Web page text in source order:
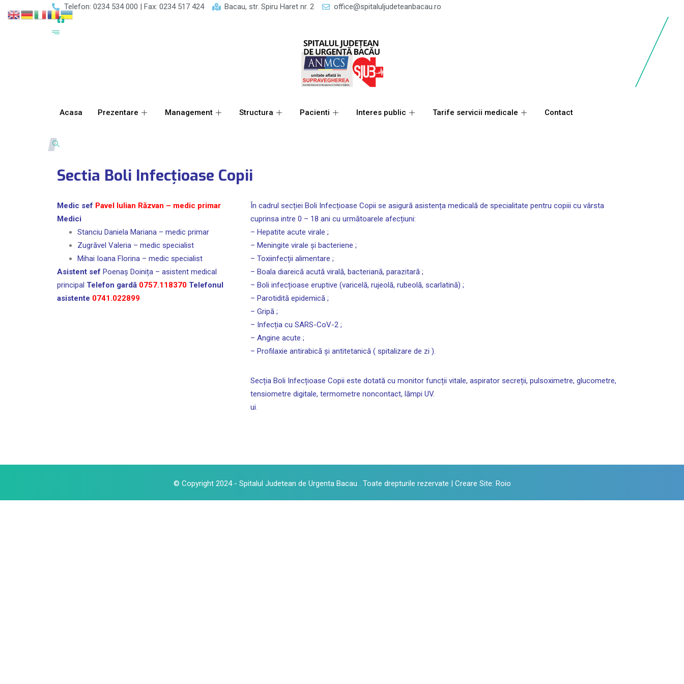
Telefon: 0234 534 000 | Fax: 0234 517 424 Bacau, str. Spiru Haret nr. 2 office@spitaluljudeteanbacau.ro
Acasa Prezentare Management Structura Pacienti Interes public Tarife servicii medicale Contact
Sectia Boli Infecțioase Copii
Medic sef Pavel Iulian Răzvan – medic primar
Medici
Stanciu Daniela Mariana – medic primar
Zugrăvel Valeria – medic specialist
Mihai Ioana Florina – medic specialist
Asistent sef Poenaș Doinița – asistent medical
principal Telefon gardă 0757.118370 Telefonul
asistente 0741.022899
În cadrul secției Boli Infecțioase Copii se asigură asistența medicală de specialitate pentru copiii cu vârsta
cuprinsa intre 0 – 18 ani cu următoarele afecțiuni:
– Hepatite acute virale ;
– Meningite virale și bacteriene ;
– Toxiinfecții alimentare ;
– Boala diareică acută virală, bacteriană, parazitară ;
– Boli infecțioase eruptive (varicelă, rujeolă, rubeolă, scarlatină) ;
– Parotidită epidemică ;
– Gripă ;
– Infecția cu SARS-CoV-2 ;
– Angine acute ;
– Profilaxie antirabică și antitetanică ( spitalizare de zi ).
Secția Boli Infecțioase Copii este dotată cu monitor funcții vitale, aspirator secreții, pulsoximetre, glucometre,
tensiometre digitale, termometre noncontact, lămpi UV.
ui.
© Copyright 2024 - Spitalul Judetean de Urgenta Bacau . Toate drepturile rezervate | Creare Site: Roio